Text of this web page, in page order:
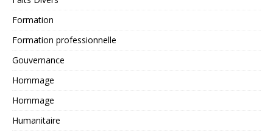
Formation
Formation professionnelle
Gouvernance
Hommage
Hommage
Humanitaire